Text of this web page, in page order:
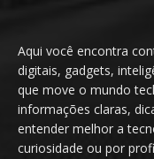
Aqui você encontra
digitais, gadgets,
que move o mundo
informações claras,
entender melhor a
curiosidade ou por